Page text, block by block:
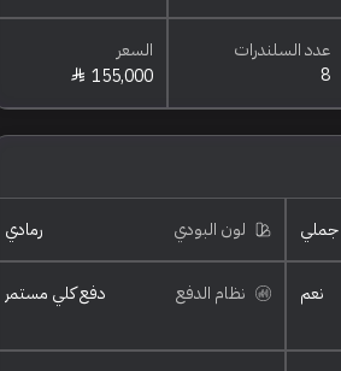
عدد السلندرات
8
السعر
155,000
جملي لون البودي رمادي
نعم نظام الدفع دفع كلي مستمر